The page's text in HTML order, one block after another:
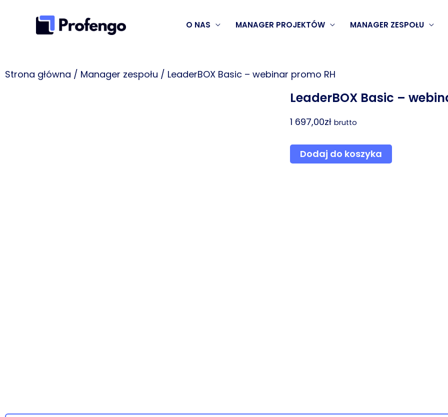
O NAS MANAGER PROJEKTÓW MANAGER ZESPOŁU
Strona główna / Manager zespołu / LeaderBOX Basic – webinar promo RH
LeaderBOX Basic –
1 697,00zł brutto
ilość
LeaderBOX
Dodaj do koszyka